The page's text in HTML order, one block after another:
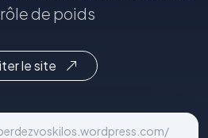
de poids
le site